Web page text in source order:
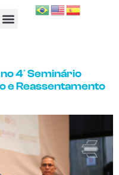
4º Seminário
e Reassentamento